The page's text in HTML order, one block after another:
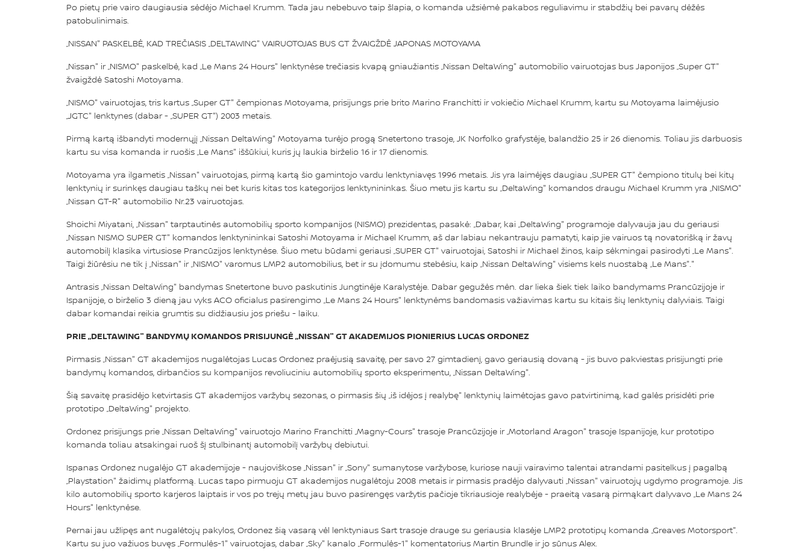
Po pietų prie vairo daugiausia sėdėjo Michael Krumm. Tada jau nebebuvo taip šlapia, o komanda užsiėmė pakabos reguliavimu ir stabdžių bei pavarų dėžės
patobulinimais.
„NISSAN" PASKELBĖ, KAD TREČIASIS „DELTAWING" VAIRUOTOJAS BUS GT ŽVAIGŽDĖ JAPONAS MOTOYAMA
„Nissan" ir „NISMO" paskelbė, kad „Le Mans 24 Hours" lenktynėse trečiasis kvapą gniaužiantis „Nissan DeltaWing" automobilio vairuotojas bus Japonijos „Super GT"
žvaigždė Satoshi Motoyama.
„NISMO" vairuotojas, tris kartus „Super GT" čempionas Motoyama, prisijungs prie brito Marino Franchitti ir vokiečio Michael Krumm, kartu su Motoyama laimėjusio
„JGTC" lenktynes (dabar - „SUPER GT") 2003 metais.
Pirmą kartą išbandyti modernųjį „Nissan DeltaWing" Motoyama turėjo progą Snetertono trasoje, JK Norfolko grafystėje, balandžio 25 ir 26 dienomis. Toliau jis darbuosis
kartu su visa komanda ir ruošis „Le Mans" iššūkiui, kuris jų laukia birželio 16 ir 17 dienomis.
Motoyama yra ilgametis „Nissan" vairuotojas, pirmą kartą šio gamintojo vardu lenktyniavęs 1996 metais. Jis yra laimėjęs daugiau „SUPER GT" čempiono titulų bei kitų
lenktynių ir surinkęs daugiau taškų nei bet kuris kitas tos kategorijos lenktynininkas. Šiuo metu jis kartu su „DeltaWing" komandos draugu Michael Krumm yra „NISMO"
„Nissan GT-R" automobilio Nr.23 vairuotojas.
Shoichi Miyatani, „Nissan" tarptautinės automobilių sporto kompanijos (NISMO) prezidentas, pasakė: „Dabar, kai „DeltaWing" programoje dalyvauja jau du geriausi
„Nissan NISMO SUPER GT" komandos lenktynininkai Satoshi Motoyama ir Michael Krumm, aš dar labiau nekantrauju pamatyti, kaip jie vairuos tą novatorišką ir žavų
automobilį klasika virtusiose Prancūzijos lenktynėse. Šiuo metu būdami geriausi „SUPER GT" vairuotojai, Satoshi ir Michael žinos, kaip sėkmingai pasirodyti „Le Mans".
Taigi žiūrėsiu ne tik į „Nissan" ir „NISMO" varomus LMP2 automobilius, bet ir su įdomumu stebėsiu, kaip „Nissan DeltaWing" visiems kels nuostabą „Le Mans"."
Antrasis „Nissan DeltaWing" bandymas Snetertone buvo paskutinis Jungtinėje Karalystėje. Dabar gegužės mėn. dar lieka šiek tiek laiko bandymams Prancūzijoje ir
Ispanijoje, o birželio 3 dieną jau vyks ACO oficialus pasirengimo „Le Mans 24 Hours" lenktynėms bandomasis važiavimas kartu su kitais šių lenktynių dalyviais. Taigi
dabar komandai reikia grumtis su didžiausiu jos priešu - laiku.
PRIE „DELTAWING" BANDYMŲ KOMANDOS PRISIJUNGĖ „NISSAN" GT AKADEMIJOS PIONIERIUS LUCAS ORDONEZ
Pirmasis „Nissan" GT akademijos nugalėtojas Lucas Ordonez praėjusią savaitę, per savo 27 gimtadienį, gavo geriausią dovaną - jis buvo pakviestas prisijungti prie
bandymų komandos, dirbančios su kompanijos revoliuciniu automobilių sporto eksperimentu, „Nissan DeltaWing".
Šią savaitę prasidėjo ketvirtasis GT akademijos varžybų sezonas, o pirmasis šių „iš idėjos į realybę" lenktynių laimėtojas gavo patvirtinimą, kad galės prisidėti prie
prototipo „DeltaWing" projekto.
Ordonez prisijungs prie „Nissan DeltaWing" vairuotojo Marino Franchitti „Magny-Cours" trasoje Prancūzijoje ir „Motorland Aragon" trasoje Ispanijoje, kur prototipo
komanda toliau atsakingai ruoš šį stulbinantį automobilį varžybų debiutui.
Ispanas Ordonez nugalėjo GT akademijoje - naujoviškose „Nissan" ir „Sony" sumanytose varžybose, kuriose nauji vairavimo talentai atrandami pasitelkus į pagalbą
„Playstation" žaidimų platformą. Lucas tapo pirmuoju GT akademijos nugalėtoju 2008 metais ir pirmasis pradėjo dalyvauti „Nissan" vairuotojų ugdymo programoje. Jis
kilo automobilių sporto karjeros laiptais ir vos po trejų metų jau buvo pasirengęs varžytis pačioje tikriausioje realybėje - praeitą vasarą pirmąkart dalyvavo „Le Mans 24
Hours" lenktynėse.
Pernai jau užlipęs ant nugalėtojų pakylos, Ordonez šią vasarą vėl lenktyniaus Sart trasoje drauge su geriausia klasėje LMP2 prototipų komanda „Greaves Motorsport".
Kartu su juo važiuos buvęs „Formulės-1" vairuotojas, dabar „Sky" kanalo „Formulės-1" komentatorius Martin Brundle ir jo sūnus Alex.